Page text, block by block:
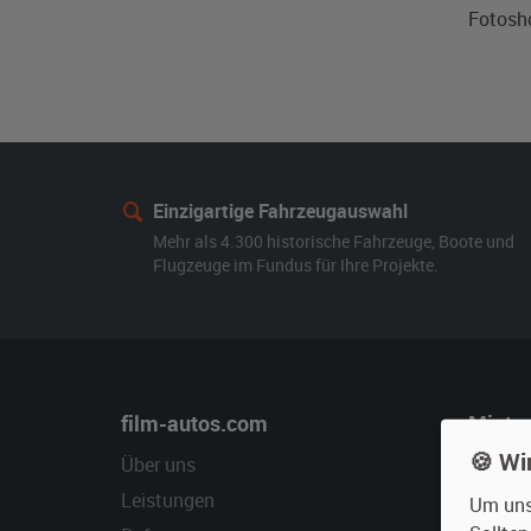
Einzigartige Fahrzeugauswahl
Mehr als 4.300 historische Fahrzeuge, Boote und
Flugzeuge im Fundus für Ihre Projekte.
film-autos.com
Über uns
Leistungen
🍪
Um